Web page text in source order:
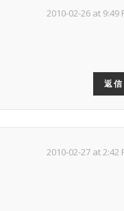
2010-02-26 at 9:49
返信
2010-02-27 at 2:42